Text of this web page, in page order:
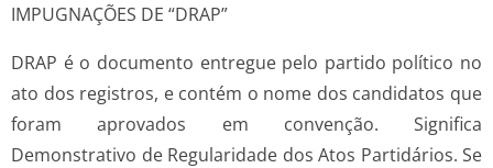
IMPUGNAÇÕES DE “DRAP”
DRAP é o documento entregue pelo partido político no
ato dos registros, e contém o nome dos candidatos que
foram aprovados em convenção. Significa
Demonstrativo de Regularidade dos Atos Partidários. Se